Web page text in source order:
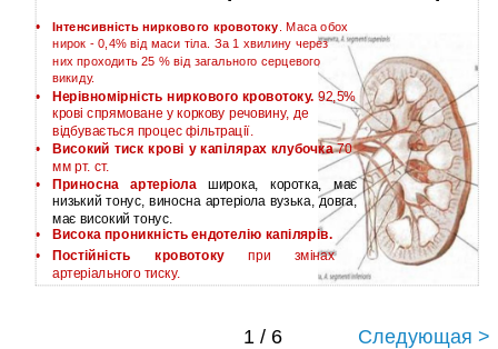
• Інтенсивність ниркового кровотоку. Маса обох
нирок - 0,4% від маси тіла. За 1 хвилину через
них проходить 25 % від загального серцевого
викиду.
• Нерівномірність ниркового кровотоку. 92,5%
крові спрямоване у коркову речовину, де
відбувається процес фільтрації.
• Високий тиск крові у капілярах клубочка70
мм рт. ст.
•
Приносна артеріола широка, коротка, має
низький тонус, виносна артеріола вузька, довга,
має високий тонус.
•
Висока проникність ендотелію капілярів.
•
Постійність кровотокупри змінах
артеріального тиску.
1 / 6 Следующая >